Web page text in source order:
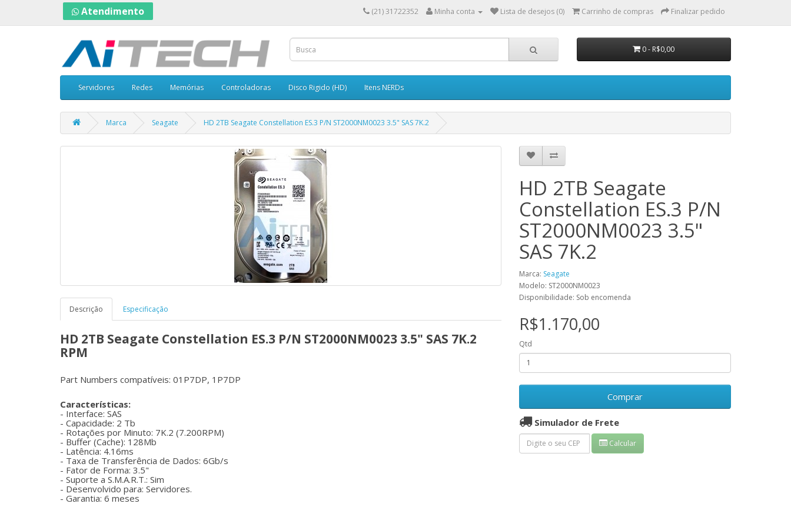
Atendimento (21) 31722352 Minha conta Lista de desejos (0) Carrinho de compras Finalizar pedido
0 - R$0,00
Servidores Redes Memórias Controladoras Disco Rigido (HD) Itens NERDs
Marca Seagate HD 2TB Seagate Constellation ES.3 P/N ST2000NM0023 3.5" SAS 7K.2
Descrição Especificação
HD 2TB Seagate Constellation ES.3 P/N ST2000NM0023 3.5" SAS 7K.2
RPM
Part Numbers compatíveis: 01P7DP, 1P7DP
Características:
- Interface: SAS
- Capacidade: 2 Tb
- Rotações por Minuto: 7K.2 (7.200RPM)
- Buffer (Cache): 128Mb
- Latência: 4.16ms
- Taxa de Transferência de Dados: 6Gb/s
- Fator de Forma: 3.5"
- Suporte a S.M.A.R.T.: Sim
- Desenvolvido para: Servidores.
- Garantia: 6 meses
HD 2TB Seagate
Constellation ES.3 P/N
ST2000NM0023 3.5"
SAS 7K.2
Marca: Seagate
Modelo: ST2000NM0023
Disponibilidade: Sob encomenda
R$1.170,00
Qtd
Comprar
Simulador de Frete
Calcular